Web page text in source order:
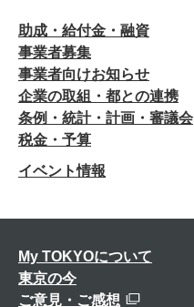
助成・給付金・融資
事業者募集
事業者向けお知らせ
企業の取組・都との連携
条例・統計・計画・審議会
税金・予算
イベント情報
My TOKYOについて
東京の今
ご意見・ご感想